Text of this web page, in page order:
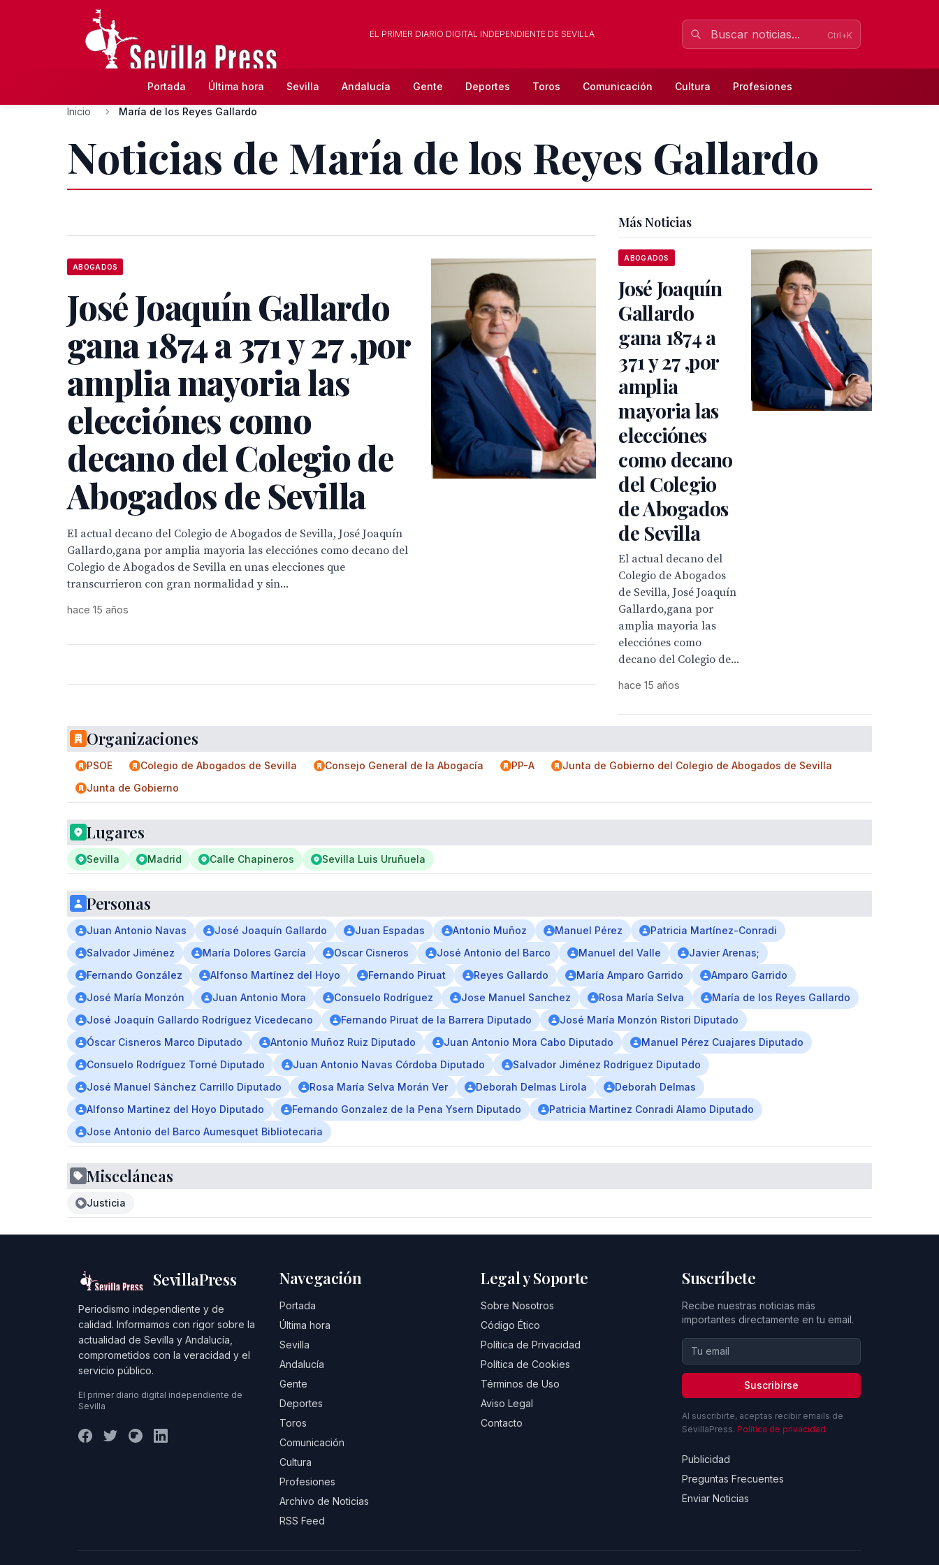
EL PRIMER DIARIO DIGITAL INDEPENDIENTE DE SEVILLA Ctrl+K
Portada Última hora Sevilla Andalucía Gente Deportes Toros Comunicación Cultura Profesiones
Inicio María de los Reyes Gallardo
Noticias de María de los Reyes Gallardo
ABOGADOS
José Joaquín Gallardo
gana 1874 a 371 y 27 ,por
amplia mayoria las
elecciónes como
decano del Colegio de
Abogados de Sevilla
El actual decano del Colegio de Abogados de Sevilla, José Joaquín
Gallardo,gana por amplia mayoria las elecciónes como decano del
Colegio de Abogados de Sevilla en unas elecciones que
transcurrieron con gran normalidad y sin...
hace 15 años
Más Noticias
ABOGADOS
José Joaquín
Gallardo
gana 1874 a
371 y 27 ,por
amplia
mayoria las
elecciónes
como decano
del Colegio
de Abogados
de Sevilla
El actual decano del
Colegio de Abogados
de Sevilla, José Joaquín
Gallardo,gana por
amplia mayoria las
elecciónes como
decano del Colegio de...
hace 15 años
Organizaciones
PSOE Colegio de Abogados de Sevilla Consejo General de la Abogacía PP-A
Junta de Gobierno del Colegio de Abogados de Sevilla
Junta de Gobierno
Lugares
Sevilla Madrid Calle Chapineros Sevilla Luis Uruñuela
Personas
Juan Antonio Navas José Joaquín Gallardo Juan Espadas Antonio Muñoz Manuel Pérez
Patricia Martínez-Conradi
Salvador Jiménez
María Dolores García Oscar Cisneros José Antonio del Barco Manuel del Valle
Javier Arenas;
Fernando González
Alfonso Martínez del Hoyo Fernando Piruat Reyes Gallardo María Amparo Garrido
Amparo Garrido
José María Monzón
Juan Antonio Mora Consuelo Rodríguez Jose Manuel Sanchez Rosa María Selva
María de los Reyes Gallardo
José Joaquín Gallardo Rodríguez Vicedecano
Fernando Piruat de la Barrera Diputado
José María Monzón Ristori Diputado
Óscar Cisneros Marco Diputado
Antonio Muñoz Ruiz Diputado Juan Antonio Mora Cabo Diputado
Manuel Pérez Cuajares Diputado
Consuelo Rodríguez Torné Diputado
Juan Antonio Navas Córdoba Diputado
Salvador Jiménez Rodríguez Diputado
José Manuel Sánchez Carrillo Diputado
Rosa María Selva Morán Ver Deborah Delmas Lirola
Deborah Delmas
Alfonso Martinez del Hoyo Diputado
Fernando Gonzalez de la Pena Ysern Diputado
Patricia Martinez Conradi Alamo Diputado
Jose Antonio del Barco Aumesquet Bibliotecaria
Misceláneas
Justicia
SevillaPress
Periodismo independiente y de
calidad. Informamos con rigor sobre la
actualidad de Sevilla y Andalucía,
comprometidos con la veracidad y el
servicio público.
El primer diario digital independiente de
Sevilla
Navegación
Portada
Última hora
Sevilla
Andalucía
Gente
Deportes
Toros
Comunicación
Cultura
Profesiones
Archivo de Noticias
RSS Feed
Legal y Soporte
Sobre Nosotros
Código Ético
Política de Privacidad
Política de Cookies
Términos de Uso
Aviso Legal
Contacto
Suscríbete
Recibe nuestras noticias más
importantes directamente en tu email.
Suscribirse
Al suscribirte, aceptas recibir emails de
SevillaPress. Política de privacidad
Publicidad
Preguntas Frecuentes
Enviar Noticias